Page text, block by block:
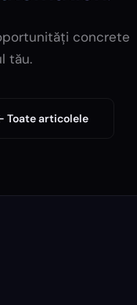
concrete
tău.
Toate articolele